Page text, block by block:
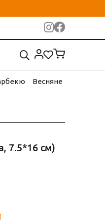
Весняне
7.5*16 см)